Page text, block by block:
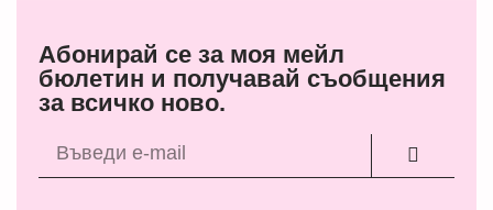
Абонирай се за моя мейл
бюлетин и получавай съобщения
за всичко ново.